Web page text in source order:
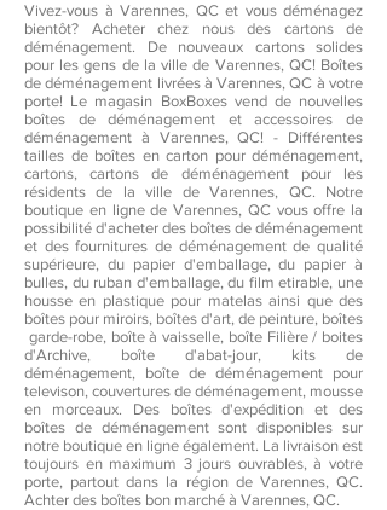
Vivez-vous à Varennes, QC et vous déménagez
bientôt? Acheter chez nous des cartons de
déménagement. De nouveaux cartons solides
pour les gens de la ville de Varennes, QC! Boîtes
de déménagement livrées à Varennes, QC à votre
porte! Le magasin BoxBoxes vend de nouvelles
boîtes de déménagement et accessoires de
déménagement à Varennes, QC! - Différentes
tailles de boîtes en carton pour déménagement,
cartons, cartons de déménagement pour les
résidents de la ville de Varennes, QC. Notre
boutique en ligne de Varennes, QC vous offre la
possibilité d'acheter des boîtes de déménagement
et des fournitures de déménagement de qualité
supérieure, du papier d'emballage, du papier à
bulles, du ruban d'emballage, du film etirable, une
housse en plastique pour matelas ainsi que des
boîtes pour miroirs, boîtes d'art, de peinture, boîtes
garde-robe, boîte à vaisselle, boîte Filière / boites
d'Archive, boîte d'abat-jour, kits de
déménagement, boîte de déménagement pour
televison, couvertures de déménagement, mousse
en morceaux. Des boîtes d'expédition et des
boîtes de déménagement sont disponibles sur
notre boutique en ligne également. La livraison est
toujours en maximum 3 jours ouvrables, à votre
porte, partout dans la région de Varennes, QC.
Achter des boîtes bon marché à Varennes, QC.